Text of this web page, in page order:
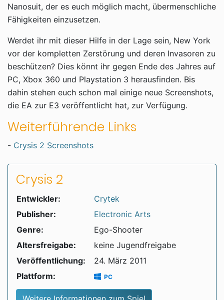
Nanosuit, der es euch möglich macht, übermenschliche
Fähigkeiten einzusetzen.
Werdet ihr mit dieser Hilfe in der Lage sein, New York
vor der kompletten Zerstörung und deren Invasoren zu
beschützen? Dies könnt ihr gegen Ende des Jahres auf
PC, Xbox 360 und Playstation 3 herausfinden. Bis
dahin stehen euch schon mal einige neue Screenshots,
die EA zur E3 veröffentlicht hat, zur Verfügung.
Weiterführende Links
- Crysis 2 Screenshots
Crysis 2
Entwickler:
Crytek
Publisher:
Electronic Arts
Genre:
Ego-Shooter
Altersfreigabe:
keine Jugendfreigabe
Veröffentlichung:
24. März 2011
Plattform:
PC